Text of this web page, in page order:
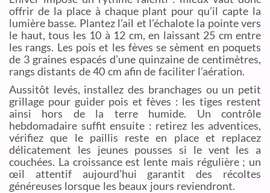
offrir de la place à chaque plant pour qu’il capte la
lumière basse. Plantez l’ail et l’échalote la pointe vers
le haut, tous les 10 à 12 cm, en laissant 25 cm entre
les rangs. Les pois et les fèves se sèment en poquets
de 3 graines espacés d’une quinzaine de centimètres,
rangs distants de 40 cm afin de faciliter l’aération.
Aussitôt levés, installez des branchages ou un petit
grillage pour guider pois et fèves : les tiges restent
ainsi hors de la terre humide. Un contrôle
hebdomadaire suffit ensuite : retirez les adventices,
vérifiez que le paillis reste en place et replacez
délicatement les jeunes pousses si le vent les a
couchées. La croissance est lente mais régulière ; un
œil attentif aujourd’hui garantit des récoltes
généreuses lorsque les beaux jours reviendront.